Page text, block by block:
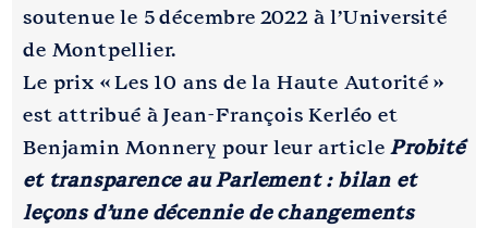
soutenue le 5 décembre 2022 à l’Université
de Montpellier.
Le prix « Les 10 ans de la Haute Autorité »
est attribué à Jean-François Kerléo et
Benjamin Monnery pour leur articleProbité
et transparence au Parlement : bilan et
leçons d’une décennie de changements